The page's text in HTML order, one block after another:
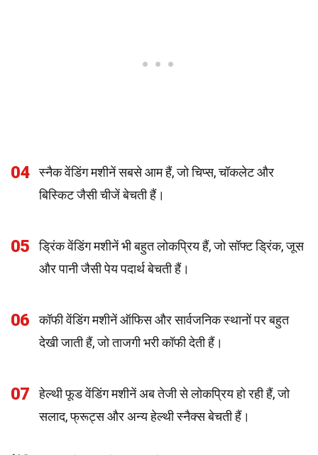
04
स्नैक वेंडिंग मशीनें सबसे आम हैं, जो चिप्स, चॉकलेट और
बिस्किट जैसी चीजें बेचती हैं।
05
ड्रिंक वेंडिंग मशीनें भी बहुत लोकप्रिय हैं, जो सॉफ्ट ड्रिंक, जूस
और पानी जैसी पेय पदार्थ बेचती हैं।
06
कॉफी वेंडिंग मशीनें ऑफिस और सार्वजनिक स्थानों पर बहुत
देखी जाती हैं, जो ताजगी भरी कॉफी देती हैं।
07
हेल्थी फूड वेंडिंग मशीनें अब तेजी से लोकप्रिय हो रही हैं, जो
सलाद, फ्रूट्स और अन्य हेल्थी स्नैक्स बेचती हैं।